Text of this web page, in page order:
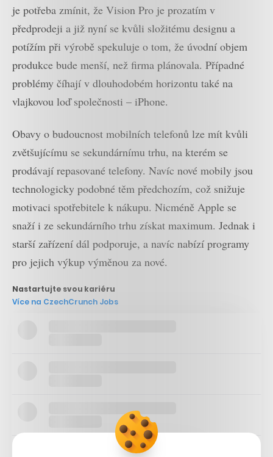
je potřeba zmínit, že Vision Pro je prozatím v
předprodeji a již nyní se kvůli složitému designu a
potížím při výrobě spekuluje o tom, že úvodní objem
produkce bude menší, než firma plánovala. Případné
problémy číhají v dlouhodobém horizontu také na
vlajkovou loď společnosti – iPhone.
Obavy o budoucnost mobilních telefonů lze mít kvůli
zvětšujícímu se sekundárnímu trhu, na kterém se
prodávají repasované telefony. Navíc nové mobily jsou
technologicky podobné těm předchozím, což snižuje
motivaci spotřebitele k nákupu. Nicméně Apple se
snaží i ze sekundárního trhu získat maximum. Jednak i
starší zařízení dál podporuje, a navíc nabízí programy
pro jejich výkup výměnou za nové.
Nastartujte svou kariéru
Více na CzechCrunch Jobs